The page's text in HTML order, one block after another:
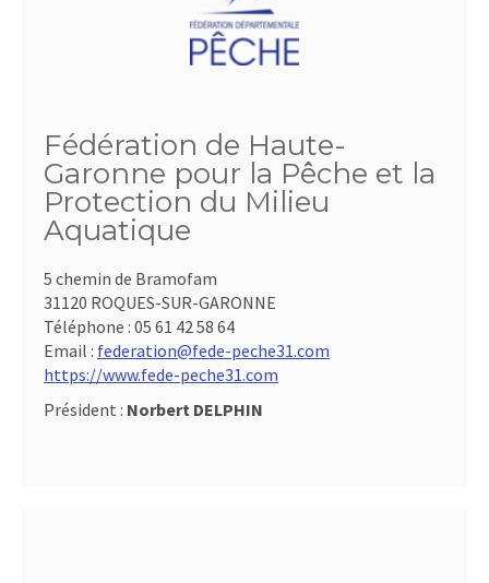
Fédération de Haute-
Garonne pour la Pêche et la
Protection du Milieu
Aquatique
5 chemin de Bramofam
31120 ROQUES-SUR-GARONNE
Téléphone : 05 61 42 58 64
Email : federation@fede-peche31.com
https://www.fede-peche31.com
Président : Norbert DELPHIN